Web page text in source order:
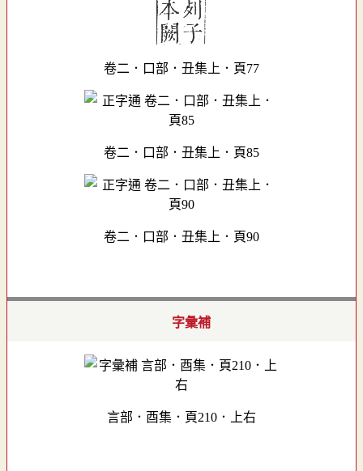
卷二．口部．丑集上．頁77
卷二．口部．丑集上．頁85
卷二．口部．丑集上．頁90
字彙補
言部．酉集．頁210．上右